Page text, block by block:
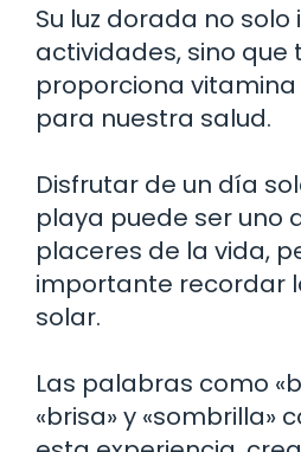
Su luz dorada no
actividades, sino que
proporciona vitamina
para nuestra salud.
Disfrutar de un día
playa puede ser uno
placeres de la vida,
importante recordar
solar.
Las palabras como
«brisa» y «sombrilla»